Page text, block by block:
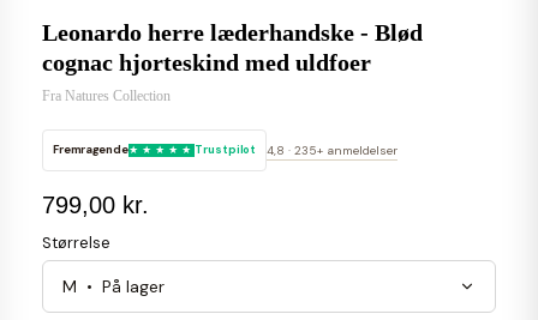
Leonardo herre læderhandske - Blød
cognac hjorteskind med uldfoer
Fra Natures Collection
Fremragende Trustpilot 4,8 · 235+ anmeldelser
799,00 kr.
Størrelse